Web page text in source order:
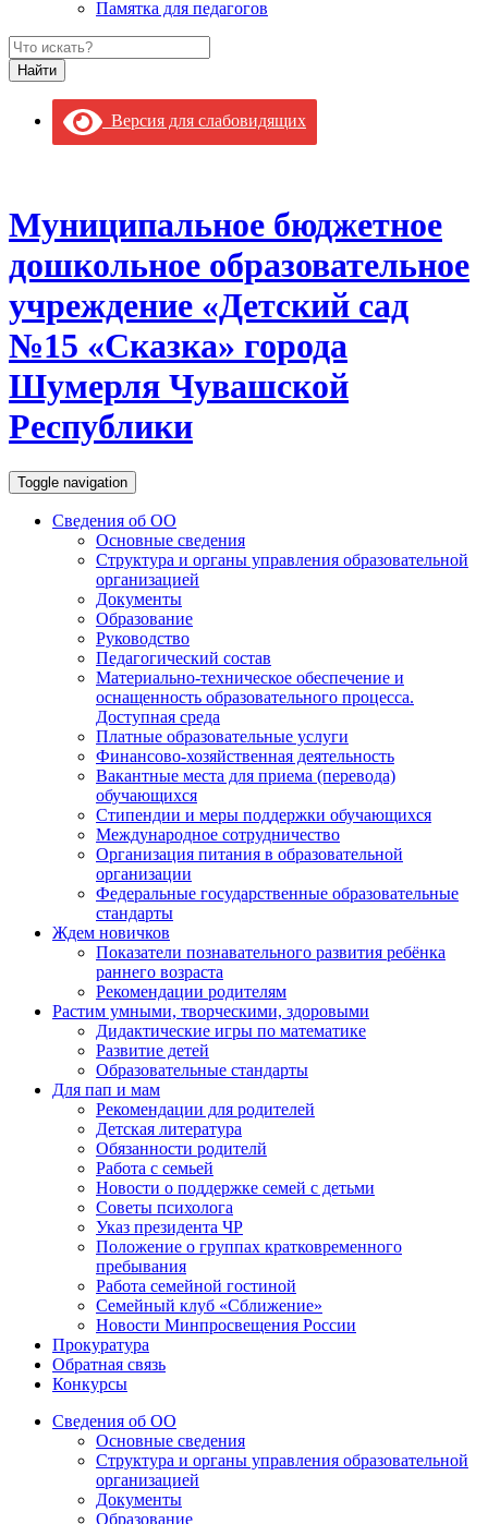
Памятка для педагогов
Версия для слабовидящих
Муниципальное бюджетное
дошкольное образовательное
учреждение «Детский сад
№15 «Сказка» города
Шумерля Чувашской
Республики
Toggle navigation
Сведения об ОО
Основные сведения
Структура и органы управления образовательной
организацией
Документы
Образование
Руководство
Педагогический состав
Материально-техническое обеспечение и
оснащенность образовательного процесса.
Доступная среда
Платные образовательные услуги
Финансово-хозяйственная деятельность
Вакантные места для приема (перевода)
обучающихся
Стипендии и меры поддержки обучающихся
Международное сотрудничество
Организация питания в образовательной
организации
Федеральные государственные образовательные
стандарты
Ждем новичков
Показатели познавательного развития ребёнка
раннего возраста
Рекомендации родителям
Растим умными, творческими, здоровыми
Дидактические игры по математике
Развитие детей
Образовательные стандарты
Для пап и мам
Рекомендации для родителей
Детская литература
Обязанности родителй
Работа с семьей
Новости о поддержке семей с детьми
Советы психолога
Указ президента ЧР
Положение о группах кратковременного
пребывания
Работа семейной гостиной
Семейный клуб «Сближение»
Новости Минпросвещения России
Прокуратура
Обратная связь
Конкурсы
Сведения об ОО
Основные сведения
Структура и органы управления образовательной
организацией
Документы
Образование